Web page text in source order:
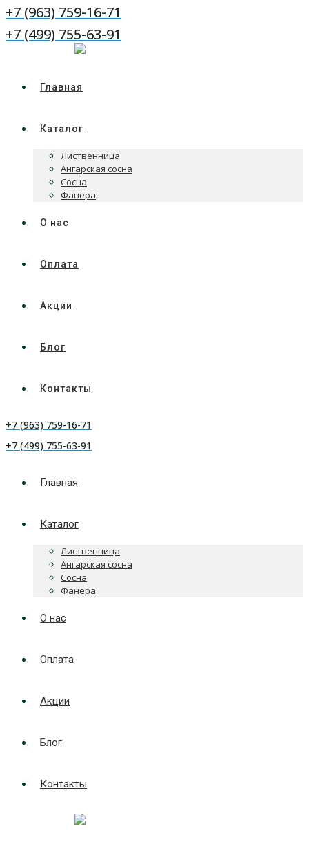
Telegram
WhatsApp
+7 (963) 759-16-71
+7 (499) 755-63-91
Главная
Каталог
Лиственница
Ангарская сосна
Сосна
Фанера
О нас
Оплата
Акции
Блог
Контакты
+7 (963) 759-16-71
+7 (499) 755-63-91
Главная
Каталог
Лиственница
Ангарская сосна
Сосна
Фанера
О нас
Оплата
Акции
Блог
Контакты